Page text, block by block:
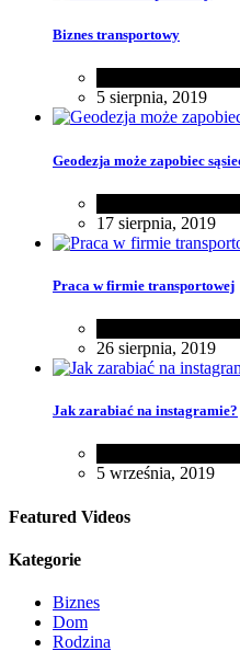
Biznes transportowy
5 sierpnia, 2019
Geodezja może zapobiec
17 sierpnia, 2019
Praca w firmie transportowej
26 sierpnia, 2019
Jak zarabiać na instagramie?
5 września, 2019
Featured Videos
Kategorie
Biznes
Dom
Rodzina